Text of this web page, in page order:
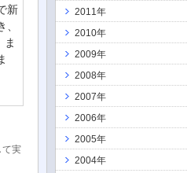
新
ま
て実
2011年
2010年
2009年
2008年
2007年
2006年
2005年
2004年